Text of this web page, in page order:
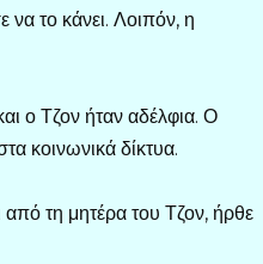
το κάνει. Λοιπόν, η
ο Τζον ήταν αδέλφια. Ο
κοινωνικά δίκτυα.
τη μητέρα του Τζον, ήρθε